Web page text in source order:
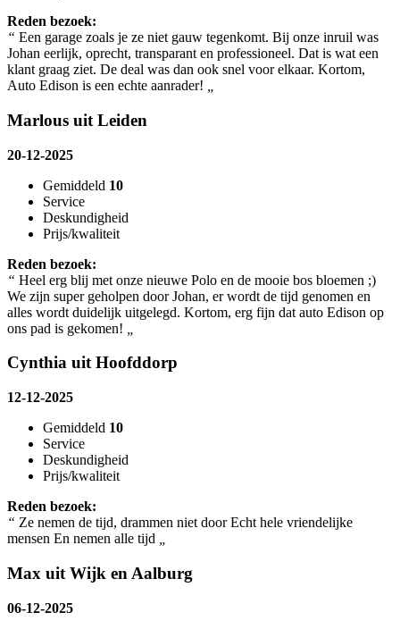
Reden bezoek:
“ Een garage zoals je ze niet gauw tegenkomt. Bij onze inruil was
Johan eerlijk, oprecht, transparant en professioneel. Dat is wat een
klant graag ziet. De deal was dan ook snel voor elkaar. Kortom,
Auto Edison is een echte aanrader!
Marlous uit Leiden
20-12-2025
Gemiddeld 10
Service
Deskundigheid
Prijs/kwaliteit
Reden bezoek:
“ Heel erg blij met onze nieuwe Polo en de mooie bos bloemen ;)
We zijn super geholpen door Johan, er wordt de tijd genomen en
alles wordt duidelijk uitgelegd. Kortom, erg fijn dat auto Edison op
ons pad is gekomen!
Cynthia uit Hoofddorp
12-12-2025
Gemiddeld 10
Service
Deskundigheid
Prijs/kwaliteit
Reden bezoek:
“ Ze nemen de tijd, drammen niet door Echt hele vriendelijke
mensen En nemen alle tijd
Max uit Wijk en Aalburg
06-12-2025